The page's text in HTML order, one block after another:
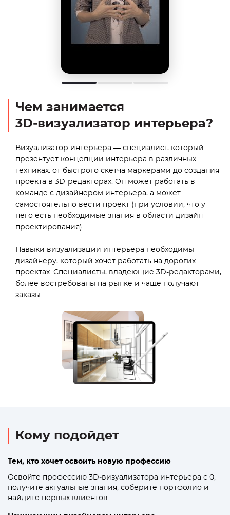
Чем занимается
3D‑визуализатор интерьера?
Визуализатор интерьера — специалист, который
презентует концепции интерьера в различных
техниках: от быстрого скетча маркерами до создания
проекта в 3D-редакторах. Он может работать в
команде с дизайнером интерьера, а может
самостоятельно вести проект (при условии, что у
него есть необходимые знания в области дизайн-
проектирования).
Навыки визуализации интерьера необходимы
дизайнеру, который хочет работать на дорогих
проектах. Специалисты, владеющие 3D-редакторами,
более востребованы на рынке и чаще получают
заказы.
Кому подойдет
Тем, кто хочет освоить новую профессию
Освойте профессию 3D‑визуализатора интерьера с 0,
получите актуальные знания, соберите портфолио и
найдите первых клиентов.